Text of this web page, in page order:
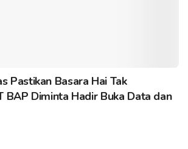
Pastikan Basara Hai Tak
BAP Diminta Hadir Buka Data dan